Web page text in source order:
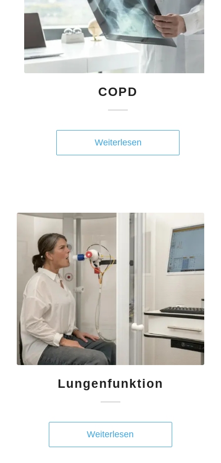
COPD
Weiterlesen
Lungenfunktion
Weiterlesen